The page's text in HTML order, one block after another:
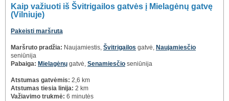
Kaip važiuoti iš Švitrigailos gatvės į Mielagėnų gatvę
(Vilniuje)
Pakeisti maršrutą
Maršruto pradžia: Naujamiestis, Švitrigailos gatvė, Naujamiesčio
seniūnija
Pabaiga: Mielagėnų gatvė, Senamiesčio seniūnija
Atstumas gatvėmis: 2,6 km
Atstumas tiesia linija: 2 km
Važiavimo trukmė: 6 minutės